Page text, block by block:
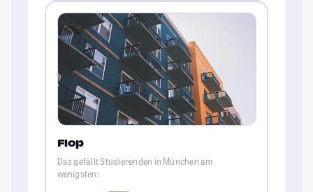
Flop
Das gefällt Studierenden in München am
wenigsten: